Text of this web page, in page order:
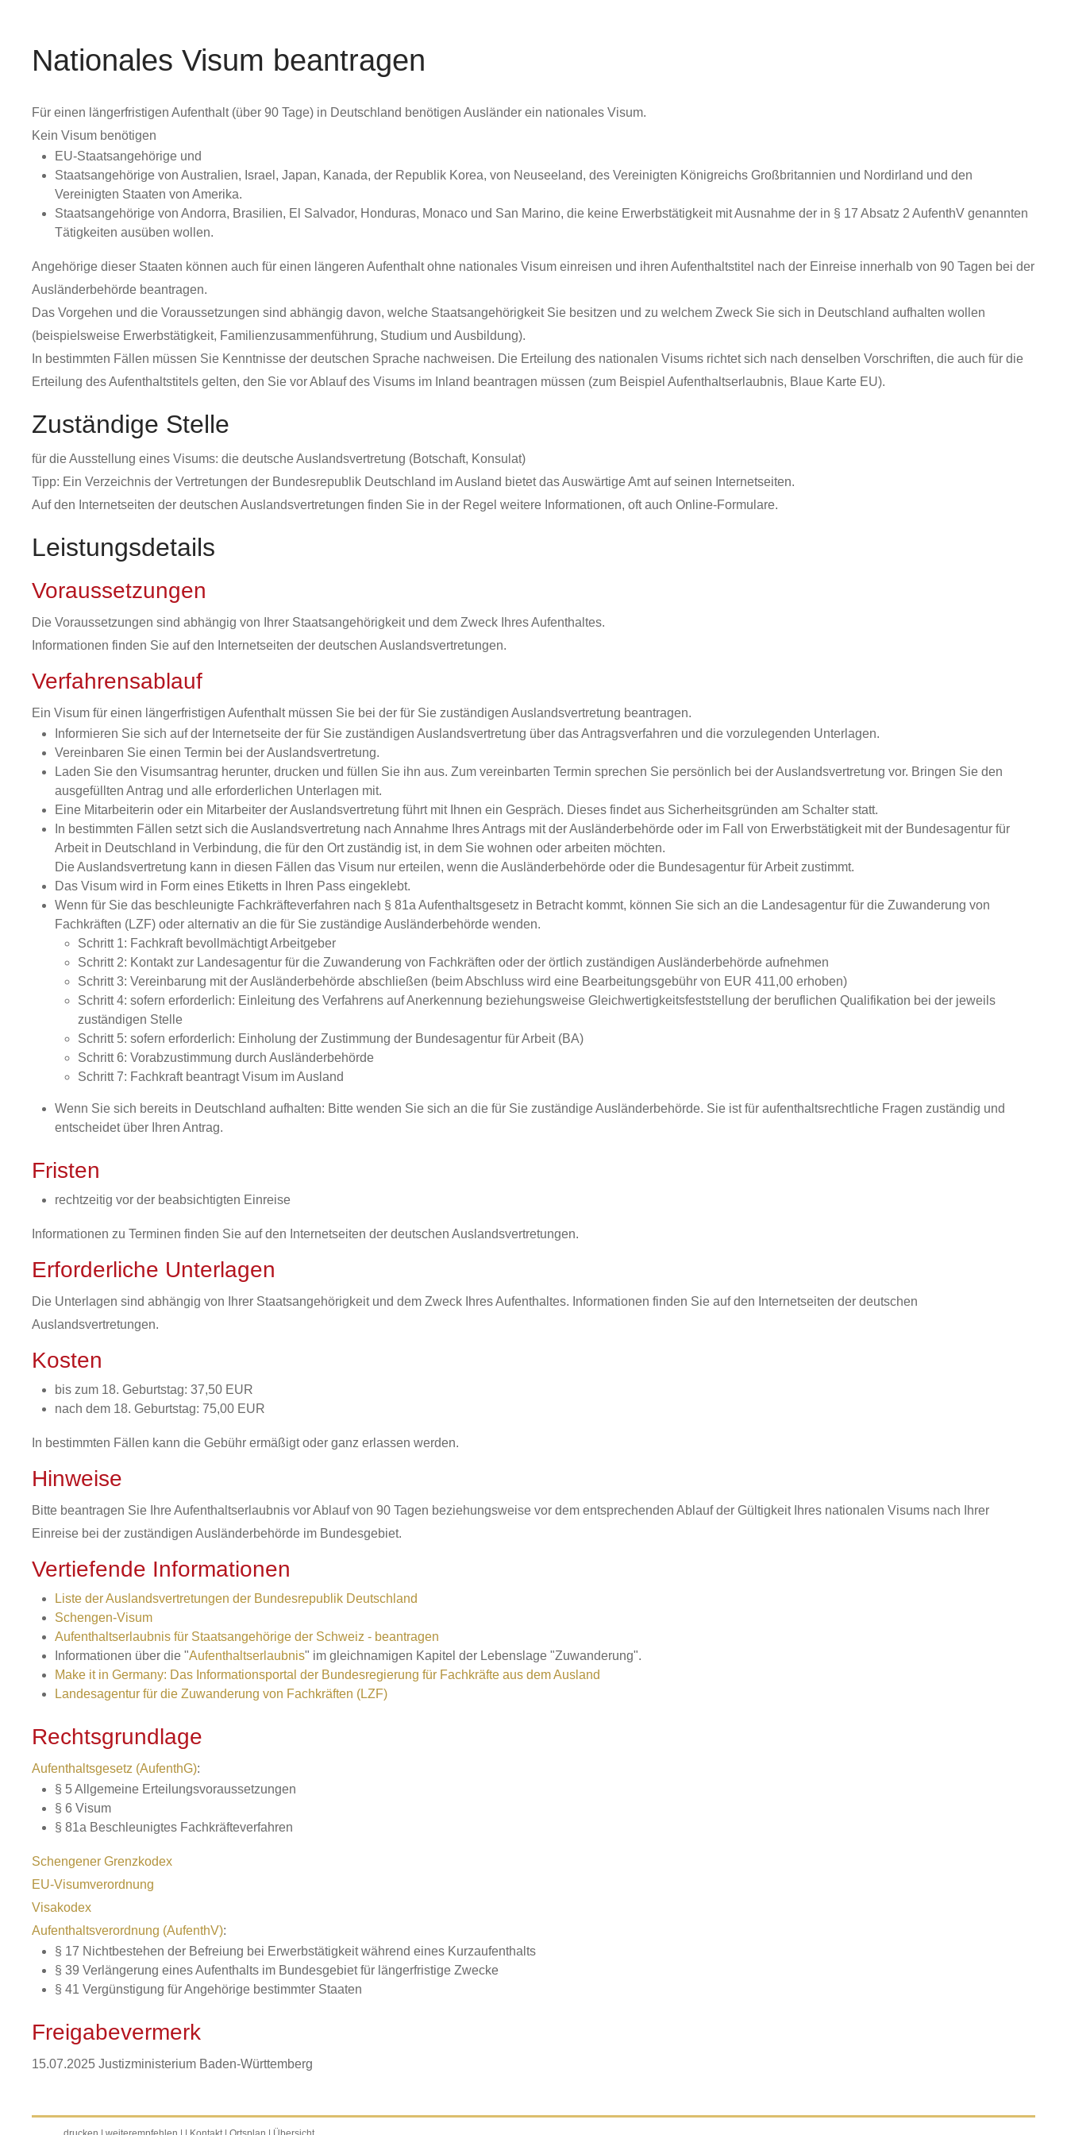
Nationales Visum beantragen
Für einen längerfristigen Aufenthalt (über 90 Tage) in Deutschland benötigen Ausländer ein nationales Visum.
Kein Visum benötigen
EU-Staatsangehörige und
Staatsangehörige von Australien, Israel, Japan, Kanada, der Republik Korea, von Neuseeland, des Vereinigten Königreichs Großbritannien und Nordirland und den
Vereinigten Staaten von Amerika.
Staatsangehörige von Andorra, Brasilien, El Salvador, Honduras, Monaco und San Marino, die keine Erwerbstätigkeit mit Ausnahme der in § 17 Absatz 2 AufenthV genannten
Tätigkeiten ausüben wollen.
Angehörige dieser Staaten können auch für einen längeren Aufenthalt ohne nationales Visum einreisen und ihren Aufenthaltstitel nach der Einreise innerhalb von 90 Tagen bei der
Ausländerbehörde beantragen.
Das Vorgehen und die Voraussetzungen sind abhängig davon, welche Staatsangehörigkeit Sie besitzen und zu welchem Zweck Sie sich in Deutschland aufhalten wollen
(beispielsweise Erwerbstätigkeit, Familienzusammenführung, Studium und Ausbildung).
In bestimmten Fällen müssen Sie Kenntnisse der deutschen Sprache nachweisen. Die Erteilung des nationalen Visums richtet sich nach denselben Vorschriften, die auch für die
Erteilung des Aufenthaltstitels gelten, den Sie vor Ablauf des Visums im Inland beantragen müssen (zum Beispiel Aufenthaltserlaubnis, Blaue Karte EU).
Zuständige Stelle
für die Ausstellung eines Visums: die deutsche Auslandsvertretung (Botschaft, Konsulat)
Tipp: Ein Verzeichnis der Vertretungen der Bundesrepublik Deutschland im Ausland bietet das Auswärtige Amt auf seinen Internetseiten.
Auf den Internetseiten der deutschen Auslandsvertretungen finden Sie in der Regel weitere Informationen, oft auch Online-Formulare.
Leistungsdetails
Voraussetzungen
Die Voraussetzungen sind abhängig von Ihrer Staatsangehörigkeit und dem Zweck Ihres Aufenthaltes.
Informationen finden Sie auf den Internetseiten der deutschen Auslandsvertretungen.
Verfahrensablauf
Ein Visum für einen längerfristigen Aufenthalt müssen Sie bei der für Sie zuständigen Auslandsvertretung beantragen.
Informieren Sie sich auf der Internetseite der für Sie zuständigen Auslandsvertretung über das Antragsverfahren und die vorzulegenden Unterlagen.
Vereinbaren Sie einen Termin bei der Auslandsvertretung.
Laden Sie den Visumsantrag herunter, drucken und füllen Sie ihn aus. Zum vereinbarten Termin sprechen Sie persönlich bei der Auslandsvertretung vor. Bringen Sie den
ausgefüllten Antrag und alle erforderlichen Unterlagen mit.
Eine Mitarbeiterin oder ein Mitarbeiter der Auslandsvertretung führt mit Ihnen ein Gespräch. Dieses findet aus Sicherheitsgründen am Schalter statt.
In bestimmten Fällen setzt sich die Auslandsvertretung nach Annahme Ihres Antrags mit der Ausländerbehörde oder im Fall von Erwerbstätigkeit mit der Bundesagentur für
Arbeit in Deutschland in Verbindung, die für den Ort zuständig ist, in dem Sie wohnen oder arbeiten möchten.
Die Auslandsvertretung kann in diesen Fällen das Visum nur erteilen, wenn die Ausländerbehörde oder die Bundesagentur für Arbeit zustimmt.
Das Visum wird in Form eines Etiketts in Ihren Pass eingeklebt.
Wenn für Sie das beschleunigte Fachkräfteverfahren nach § 81a Aufenthaltsgesetz in Betracht kommt, können Sie sich an die Landesagentur für die Zuwanderung von
Fachkräften (LZF) oder alternativ an die für Sie zuständige Ausländerbehörde wenden.
Schritt 1: Fachkraft bevollmächtigt Arbeitgeber
Schritt 2: Kontakt zur Landesagentur für die Zuwanderung von Fachkräften oder der örtlich zuständigen Ausländerbehörde aufnehmen
Schritt 3: Vereinbarung mit der Ausländerbehörde abschließen (beim Abschluss wird eine Bearbeitungsgebühr von EUR 411,00 erhoben)
Schritt 4: sofern erforderlich: Einleitung des Verfahrens auf Anerkennung beziehungsweise Gleichwertigkeitsfeststellung der beruflichen Qualifikation bei der jeweils
zuständigen Stelle
Schritt 5: sofern erforderlich: Einholung der Zustimmung der Bundesagentur für Arbeit (BA)
Schritt 6: Vorabzustimmung durch Ausländerbehörde
Schritt 7: Fachkraft beantragt Visum im Ausland
Wenn Sie sich bereits in Deutschland aufhalten: Bitte wenden Sie sich an die für Sie zuständige Ausländerbehörde. Sie ist für aufenthaltsrechtliche Fragen zuständig und
entscheidet über Ihren Antrag.
Fristen
rechtzeitig vor der beabsichtigten Einreise
Informationen zu Terminen finden Sie auf den Internetseiten der deutschen Auslandsvertretungen.
Erforderliche Unterlagen
Die Unterlagen sind abhängig von Ihrer Staatsangehörigkeit und dem Zweck Ihres Aufenthaltes. Informationen finden Sie auf den Internetseiten der deutschen
Auslandsvertretungen.
Kosten
bis zum 18. Geburtstag: 37,50 EUR
nach dem 18. Geburtstag: 75,00 EUR
In bestimmten Fällen kann die Gebühr ermäßigt oder ganz erlassen werden.
Hinweise
Bitte beantragen Sie Ihre Aufenthaltserlaubnis vor Ablauf von 90 Tagen beziehungsweise vor dem entsprechenden Ablauf der Gültigkeit Ihres nationalen Visums nach Ihrer
Einreise bei der zuständigen Ausländerbehörde im Bundesgebiet.
Vertiefende Informationen
Liste der Auslandsvertretungen der Bundesrepublik Deutschland
Schengen-Visum
Aufenthaltserlaubnis für Staatsangehörige der Schweiz - beantragen
Informationen über die "Aufenthaltserlaubnis" im gleichnamigen Kapitel der Lebenslage "Zuwanderung".
Make it in Germany: Das Informationsportal der Bundesregierung für Fachkräfte aus dem Ausland
Landesagentur für die Zuwanderung von Fachkräften (LZF)
Rechtsgrundlage
Aufenthaltsgesetz (AufenthG):
§ 5 Allgemeine Erteilungsvoraussetzungen
§ 6 Visum
§ 81a Beschleunigtes Fachkräfteverfahren
Schengener Grenzkodex
EU-Visumverordnung
Visakodex
Aufenthaltsverordnung (AufenthV):
§ 17 Nichtbestehen der Befreiung bei Erwerbstätigkeit während eines Kurzaufenthalts
§ 39 Verlängerung eines Aufenthalts im Bundesgebiet für längerfristige Zwecke
§ 41 Vergünstigung für Angehörige bestimmter Staaten
Freigabevermerk
15.07.2025 Justizministerium Baden-Württemberg